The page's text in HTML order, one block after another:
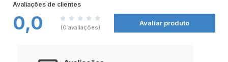
Tamanho G: 23cm (largura) x 9,6cm (comprimento).
Avaliações de clientes
0,0 (0 avaliações)
Avaliar produto